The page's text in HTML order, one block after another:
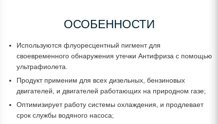
ОСОБЕННОСТИ
Используются флуоресцентный пигмент для
своевременного обнаружения утечки Антифриза с помощью
ультрафиолета.
Продукт применим для всех дизельных, бензиновых
двигателей, и двигателей работающих на природном газе;
Оптимизирует работу системы охлаждения, и продлевает
срок службы водяного насоса;